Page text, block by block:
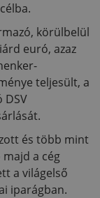
körülbelül
euró, azaz
teljesült, a
DSV
és több mint
a cég
a világelső
iparágban.